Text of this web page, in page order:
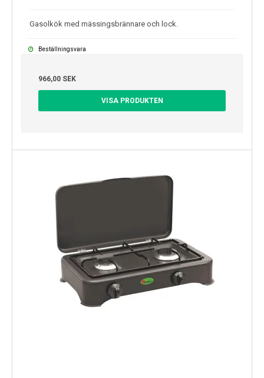
Gasolkök med mässingsbrännare och lock.
Beställningsvara
966,00 SEK
VISA PRODUKTEN